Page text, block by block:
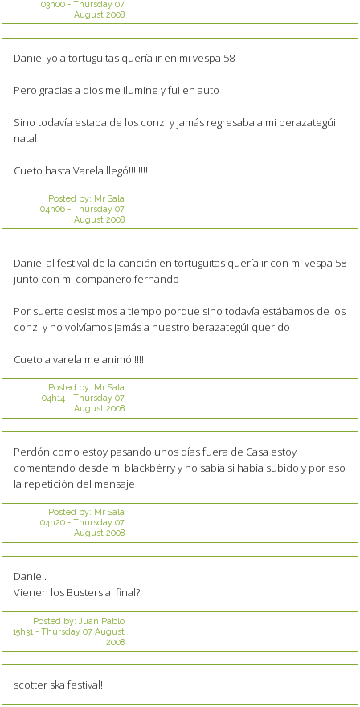
03h00- Thursday 07
August 2008
Daniel yo a tortuguitas quería ir en mi vespa 58
Pero gracias a dios me ilumine y fui en auto
Sino todavía estaba de los conzi y jamás regresaba a mi berazategúi
natal
Cueto hasta Varela llegó!!!!!!!!
Posted by: Mr Sala
04h06- Thursday 07
August 2008
Daniel al festival de la canción en tortuguitas quería ir con mi vespa 58
junto con mi compañero fernando
Por suerte desistimos a tiempo porque sino todavía estábamos de los
conzi y no volvíamos jamás a nuestro berazategúi querido
Cueto a varela me animó!!!!!!
Posted by: Mr Sala
04h14- Thursday 07
August 2008
Perdón como estoy pasando unos días fuera de Casa estoy
comentando desde mi blackbérry y no sabía si había subido y por eso
la repetición del mensaje
Posted by: Mr Sala
04h20- Thursday 07
August 2008
Daniel.
Vienen los Busters al final?
Posted by: Juan Pablo
15h31 - Thursday 07 August
2008
scotter ska festival!